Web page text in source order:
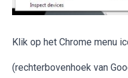
Klik op het Chrome menu
(rechterbovenhoek van